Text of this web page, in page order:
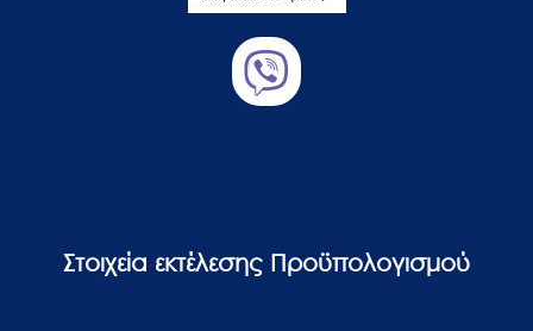
Στοιχεία εκτέλεσης Προϋπολογισμού